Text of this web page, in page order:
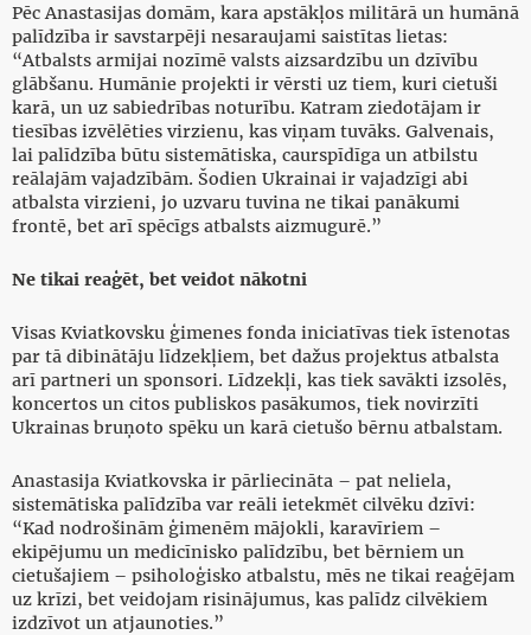
Pēc Anastasijas domām, kara apstākļos militārā un humānā
palīdzība ir savstarpēji nesaraujami saistītas lietas:
“Atbalsts armijai nozīmē valsts aizsardzību un dzīvību
glābšanu. Humānie projekti ir vērsti uz tiem, kuri cietuši
karā, un uz sabiedrības noturību. Katram ziedotājam ir
tiesības izvēlēties virzienu, kas viņam tuvāks. Galvenais,
lai palīdzība būtu sistemātiska, caurspīdīga un atbilstu
reālajām vajadzībām. Šodien Ukrainai ir vajadzīgi abi
atbalsta virzieni, jo uzvaru tuvina ne tikai panākumi
frontē, bet arī spēcīgs atbalsts aizmugurē.”
Ne tikai reaģēt, bet veidot nākotni
Visas Kviatkovsku ģimenes fonda iniciatīvas tiek īstenotas
par tā dibinātāju līdzekļiem, bet dažus projektus atbalsta
arī partneri un sponsori. Līdzekļi, kas tiek savākti izsolēs,
koncertos un citos publiskos pasākumos, tiek novirzīti
Ukrainas bruņoto spēku un karā cietušo bērnu atbalstam.
Anastasija Kviatkovska ir pārliecināta – pat neliela,
sistemātiska palīdzība var reāli ietekmēt cilvēku dzīvi:
“Kad nodrošinām ģimenēm mājokli, karavīriem –
ekipējumu un medicīnisko palīdzību, bet bērniem un
cietušajiem – psiholoģisko atbalstu, mēs ne tikai reaģējam
uz krīzi, bet veidojam risinājumus, kas palīdz cilvēkiem
izdzīvot un atjaunoties.”